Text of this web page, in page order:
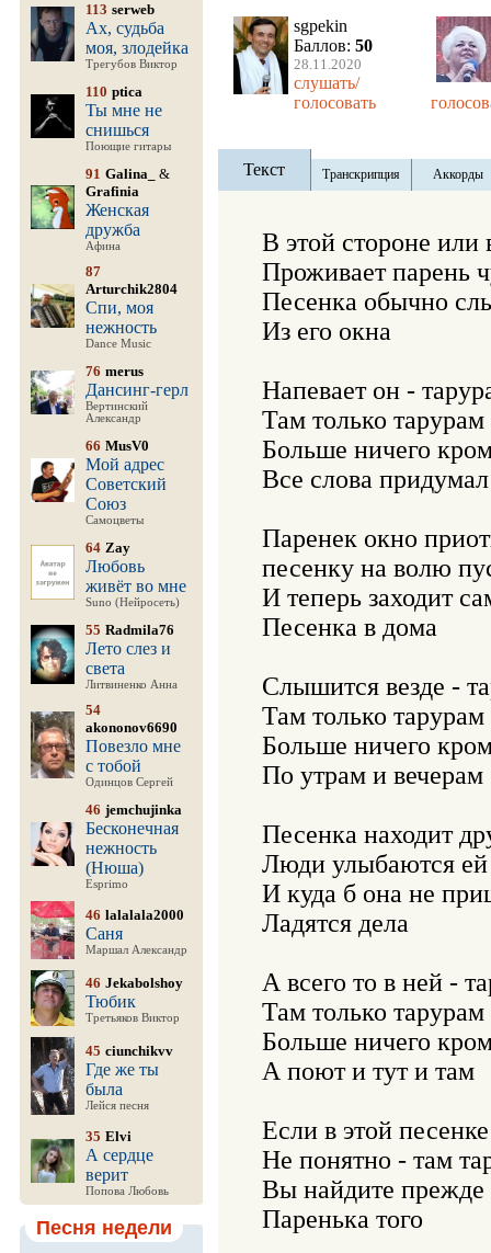
113 serweb
Ах, судьба
моя, злодейка
Трегубов Виктор
110 ptica
Ты мне не
снишься
Поющие гитары
91 Galina_
&
Grafinia
Женская
дружба
Афина
87
Arturchik2804
Спи, моя
нежность
Dance Music
76 merus
Дансинг-герл
Вертинский
Александр
66 MusV0
Мой адрес
Советский
Союз
Самоцветы
64 Zay
Любовь
живёт во мне
Suno (Нейросеть)
55 Radmila76
Лето слез и
света
Литвиненко Анна
54
akononov6690
Повезло мне
с тобой
Одинцов Сергей
46 jemchujinka
Бесконечная
нежность
(Нюша)
Esprimo
46 lalalala2000
Саня
Маршал Александр
46 Jekabolshoy
Тюбик
Третьяков Виктор
45 ciunchikvv
Где же ты
была
Лейся песня
35 Elvi
А сердце
верит
Попова Любовь
Песня недели
sgpekin
Баллов: 50
28.11.2020
слушать/
голосовать
Текст Транскрипция Аккорды
В этой стороне или
Проживает парень
Песенка обычно
Из его окна
Напевает он -
Там только
Больше ничего
Все слова
Паренек окно
песенку на волю
И теперь заходит
Песенка в дома
Слышится везде -
Там только
Больше ничего
По утрам и вечерам
Песенка находит
Люди улыбаются ей
И куда б она не
Ладятся дела
А всего то в ней -
Там только
Больше ничего
А поют и тут и там
Если в этой
Не понятно - там
Вы найдите прежде
Паренька того